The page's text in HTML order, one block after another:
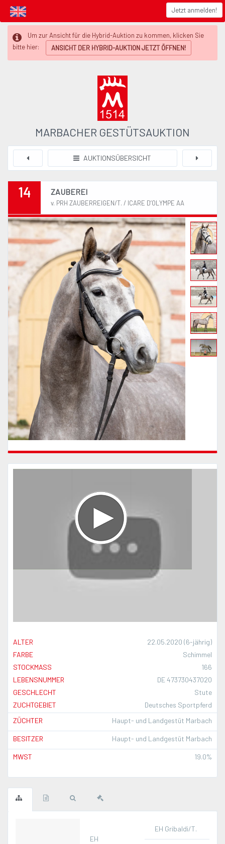
Jetzt anmelden!
Um zur Ansicht für die Hybrid-Auktion zu kommen, klicken Sie
bitte hier:
ANSICHT DER HYBRID-AUKTION JETZT ÖFFNEN!
MARBACHER GESTÜTSAUKTION
AUKTIONSÜBERSICHT
14 ZAUBEREI
v. PRH ZAUBERREIGEN/T. / ICARE D’OLYMPE AA
ALTER
22.05.2020 (6-jährig)
FARBE
Schimmel
STOCKMASS
166
LEBENSNUMMER
DE 473730437020
GESCHLECHT
Stute
ZUCHTGEBIET
Deutsches Sportpferd
ZÜCHTER
Haupt- und Landgestüt Marbach
BESITZER Haupt- und Landgestüt Marbach
MWST 19.0%
EH
EH Gribaldi/T.